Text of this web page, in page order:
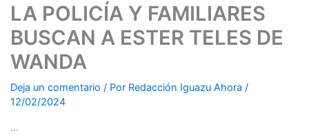
LA POLICÍA Y FAMILIARES
BUSCAN A ESTER TELES DE
WANDA
Deja un comentario / Por Redacción Iguazu Ahora /
12/02/2024
…